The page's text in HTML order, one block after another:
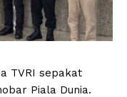
TVRI sepakat
Piala Dunia.